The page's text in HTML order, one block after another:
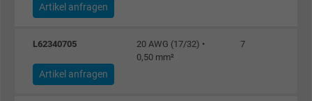
Artikel anfragen
L62340705
20 AWG (17/32) •
0,50 mm²
7
Artikel anfragen